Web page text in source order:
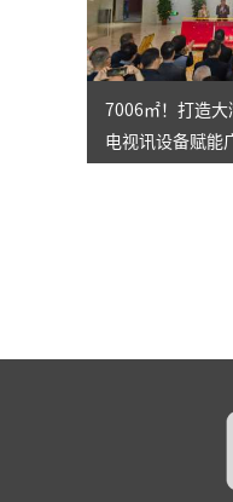
7006㎡！打造
电视讯设备赋能